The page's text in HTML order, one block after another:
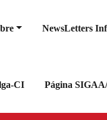
NewsLetters
CI Página